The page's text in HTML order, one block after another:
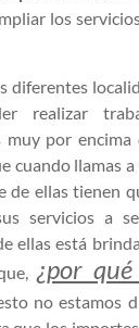
los
diferentes
realizar
muy por
cuando llamas
de ellas tienen
servicios a
ellas está
¿por
no estamos